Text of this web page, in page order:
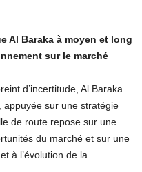
Al Baraka à moyen et long
sur le marché
d’incertitude, Al Baraka
appuyée sur une stratégie
de route repose sur une
du marché et sur une
à l’évolution de la